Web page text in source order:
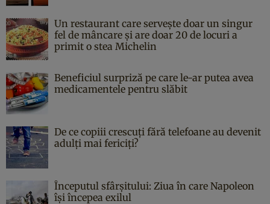
Un restaurant care servește doar un singur
fel de mâncare și are doar 20 de locuri a
primit o stea Michelin
Beneficiul surpriză pe care le-ar putea avea
medicamentele pentru slăbit
De ce copiii crescuți fără telefoane au devenit
adulți mai fericiți?
Începutul sfârşitului: Ziua în care Napoleon
îşi începea exilul